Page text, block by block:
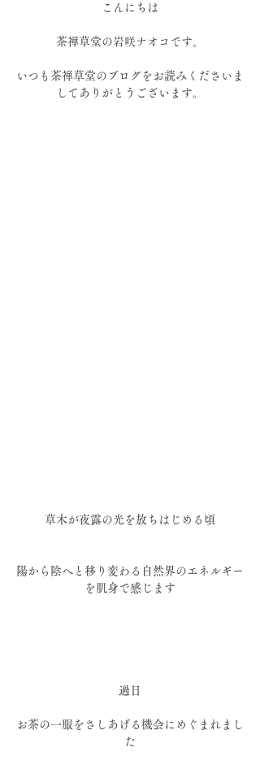
こんにちは
茶禅草堂の岩咲ナオコです。
いつも茶禅草堂のブログをお読みくださいま
してありがとうございます。
草木が夜露の光を放ちはじめる頃
陽から陰へと移り変わる自然界のエネルギー
を肌身で感じます
過日
お茶の一服をさしあげる機会にめぐまれまし
た